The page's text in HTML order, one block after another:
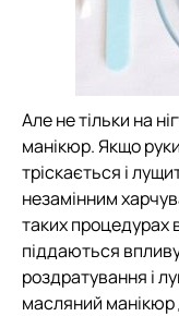
Але не тільки на
манікюр. Якщо
тріскається і
незамінним
таких процедурах
піддаються
роздратування і
масляний